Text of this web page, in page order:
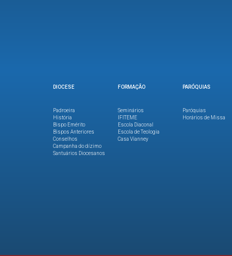
DIOCESE
Padroeira
História
Bispo Emérito
Bispos Anteriores
Conselhos
Campanha do dízimo
Santuários Diocesanos
FORMAÇÃO
Seminários
IFITEME
Escola Diaconal
Escola de Teologia
Casa Vianney
PARÓQUIAS
Paróquias
Horários de Missa